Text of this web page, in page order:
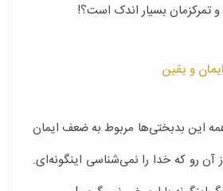
بسیار اندک است؟!
و یقین
این بدبختی‌ها مربوط به ضعف ایمان
رو که خدا را نمی‌شناسی اینگونه‌ای.